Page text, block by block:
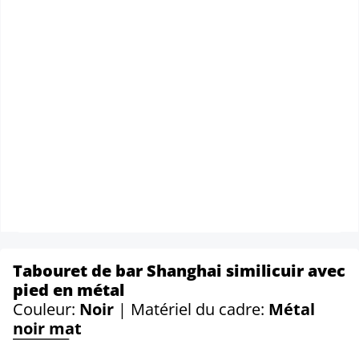
Tabouret de bar Shanghai similicuir avec
pied en métal
Couleur: Noir | Matériel du cadre: Métal
noir mat